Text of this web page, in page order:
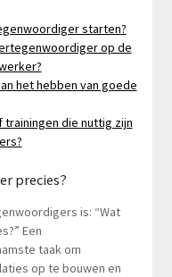
starten?
op de
het hebben van goede
die nuttig zijn
precies?
is: “Wat
Een
taak om
op te bouwen en